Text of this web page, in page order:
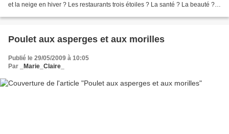
et la neige en hiver ? Les restaurants trois étoiles ? La santé ? La beauté ?
Poulet aux asperges et aux morilles
Publié le 29/05/2009 à 10:05
Par
_Marie_Claire_